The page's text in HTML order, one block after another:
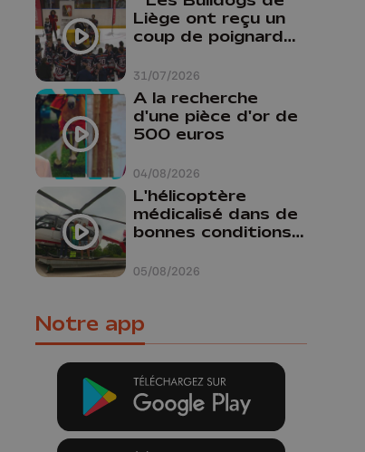
31/07/2026
Liège ont reçu un
coup de poignard
04/08/2026
A la recherche
d'une pièce d'or de
500 euros
05/08/2026
L'hélicoptère
médicalisé dans de
bonnes conditions à
Notre app